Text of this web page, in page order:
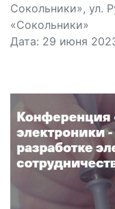
Сокольники», ул.
«Сокольники»
Дата: 29 июня